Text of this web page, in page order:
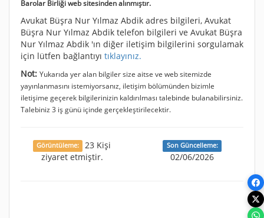
Barolar Birliği web sitesinden alınmıştır.
Avukat Büşra Nur Yılmaz Abdik adres bilgileri, Avukat
Büşra Nur Yılmaz Abdik telefon bilgileri ve Avukat Büşra
Nur Yılmaz Abdik 'ın diğer iletişim bilgilerini sorgulamak
için lütfen bağlantıyı tıklayınız.
Not: Yukarıda yer alan bilgiler size aitse ve web sitemizde
yayınlanmasını istemiyorsanız, iletişim bölümünden bizimle
iletişime geçerek bilgilerinizin kaldırılması talebinde bulanabilirsiniz.
Talebiniz 3 iş günü içinde gerçekleştirilecektir.
Görüntüleme:
23 Kişi
ziyaret etmiştir.
Son Güncelleme:
02/06/2026